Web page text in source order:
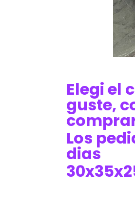
Elegi el
guste,
Los
dias